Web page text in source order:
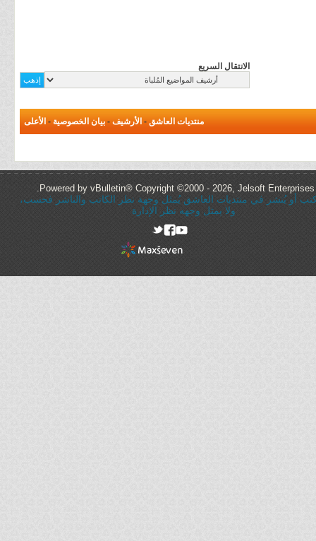
الانتقال السريع
منتديات العاشق - الأرشيف - بيان الخصوصية - الأعلى
Powered by vBulletin® Copyright ©2000 - 2026, Jelsoft Enterprises
أو يُنشر في منتديات العاشق يُمثل وجهة نظر الكاتب والناشر فحسب،
ولا يمثل وجهه نظر الإدارة